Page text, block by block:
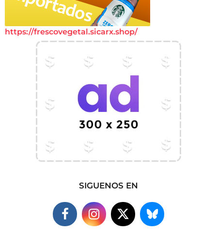
https://frescovegetal.sicarx.shop/
SIGUENOS EN